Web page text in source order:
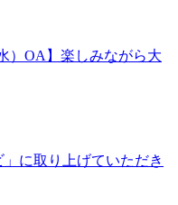
）OA】楽しみながら大
に取り上げていただき